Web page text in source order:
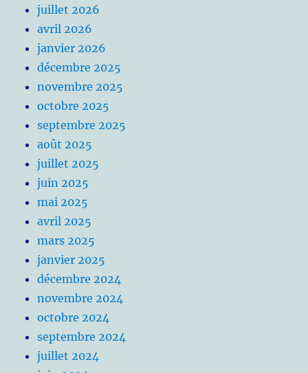
juillet 2026
avril 2026
janvier 2026
décembre 2025
novembre 2025
octobre 2025
septembre 2025
août 2025
juillet 2025
juin 2025
mai 2025
avril 2025
mars 2025
janvier 2025
décembre 2024
novembre 2024
octobre 2024
septembre 2024
juillet 2024